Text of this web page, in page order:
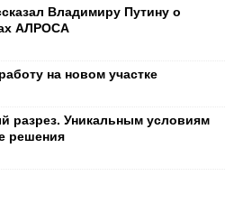
Владимиру Путину о
АЛРОСА
на новом участке
разрез. Уникальным условиям
решения